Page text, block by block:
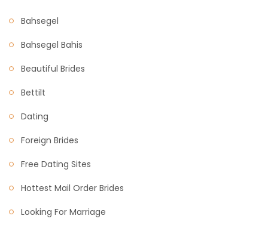
Bahsegel
Bahsegel Bahis
Beautiful Brides
Bettilt
Dating
Foreign Brides
Free Dating Sites
Hottest Mail Order Brides
Looking For Marriage